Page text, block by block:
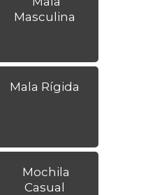
Masculina
Mala Rígida
Mochila
Casual